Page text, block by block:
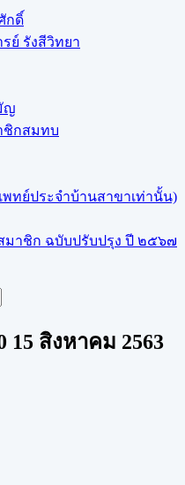
กดิ์
ย์ รังสีวิทยา
ญ
ชิกสมทบ
ทย์ประจำบ้านสาขาเท่านั้น)
มาชิก ฉบับปรับปรุง ปี ๒๕๖๗
​15 สิงหาคม 2563